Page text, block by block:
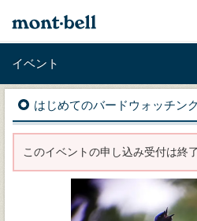
イベント
はじめてのバードウォッチン
このイベントの申し込み受付は終